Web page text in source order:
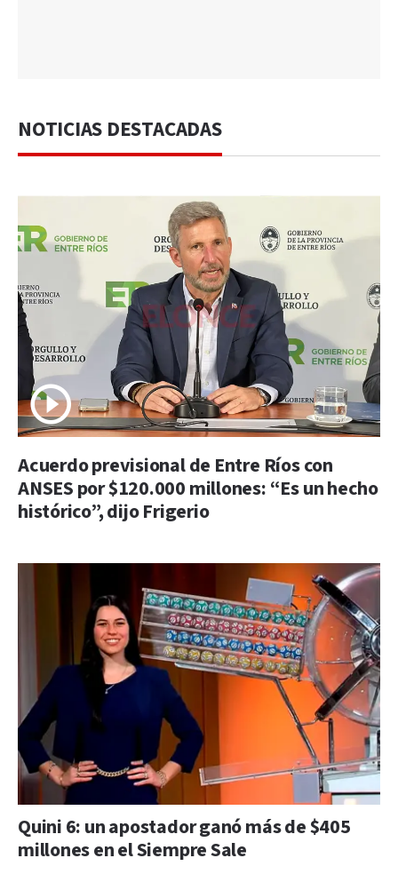
NOTICIAS DESTACADAS
Acuerdo previsional de Entre Ríos con
ANSES por $120.000 millones: “Es un hecho
histórico”, dijo Frigerio
Quini 6: un apostador ganó más de $405
millones en el Siempre Sale